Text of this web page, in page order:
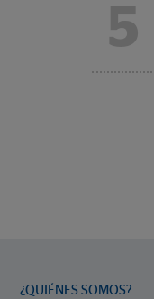
5
¿QUIÉNES SOMOS?